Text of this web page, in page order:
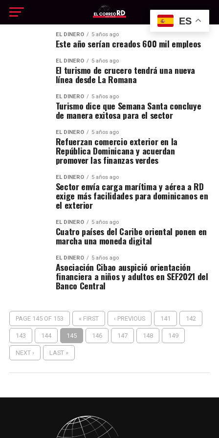
EL DINERO 5 años ago
Este año serían creados 600 mil empleos
EL DINERO 5 años ago
El turismo de crucero tendrá una nueva
línea desde La Romana
EL DINERO 5 años ago
Turismo dice que Semana Santa concluye
de manera exitosa para el sector
EL DINERO 5 años ago
Refuerzan comercio exterior en la
República Dominicana y acuerdan
promover las finanzas verdes
EL DINERO 5 años ago
Sector envía carga marítima y aérea a RD
exige más facilidades para dominicanos en
el exterior
EL DINERO 5 años ago
Cuatro países del Caribe oriental ponen en
marcha una moneda digital
EL DINERO 5 años ago
Asociación Cibao auspició orientación
financiera a niños y adultos en SEF2021 del
Banco Central
PAGE 145 OF 153 « FIRST ‹ PREVIOUS 141 142
143 144 145 146 147 148 149
NEXT › LAST »
ES